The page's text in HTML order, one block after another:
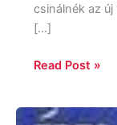
csinálnék az
[…]
Read Post »
Carrie